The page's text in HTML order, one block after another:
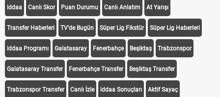
iddaa Canlı Skor Puan Durumu Canlı Anlatım At Yarışı
Transfer Haberleri TV'de Bugün Süper Lig Fikstür Süper Lig Haberleri
iddaa Programı Galatasaray Fenerbahçe Beşiktaş Trabzonspor
Galatasaray Transfer Fenerbahçe Transfer Beşiktaş Transfer
Trabzonspor Transfer Canlı İzle iddaa Sonuçları Aktif Sayaç